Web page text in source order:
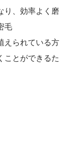
り、効率よく磨
毛
えられている方
ことができるた